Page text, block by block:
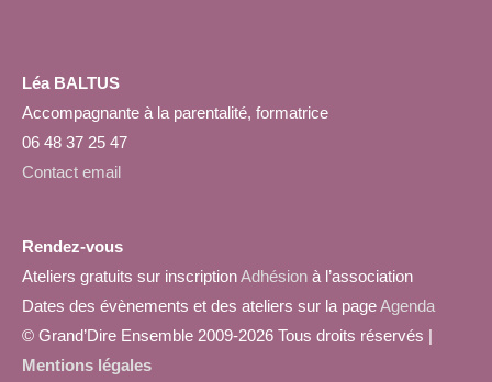
Léa BALTUS
Accompagnante à la parentalité, formatrice
06 48 37 25 47
Contact email
Rendez-vous
Ateliers gratuits sur inscriptionAdhésion à l’association
Dates des évènements et des ateliers sur la pageAgenda
© Grand’Dire Ensemble 2009-2026 Tous droits réservés |
Mentions légales